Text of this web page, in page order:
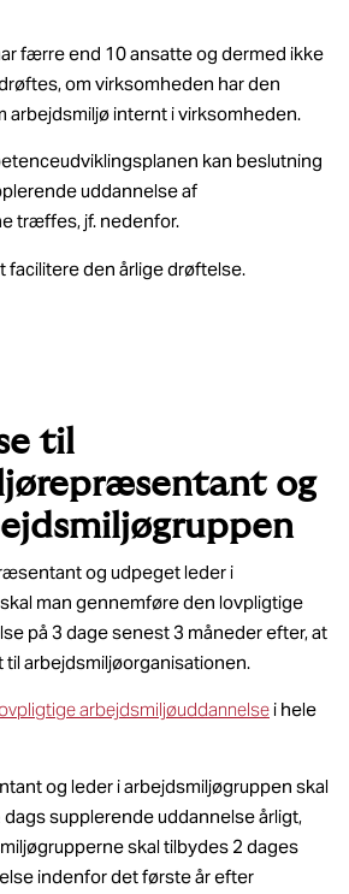
færre end 10 ansatte og dermed ikke
om virksomheden har den
arbejdsmiljø internt i virksomheden.
kan beslutning
uddannelse af
træffes, jf. nedenfor.
facilitere den årlige drøftelse.
til
og
og udpeget leder i
man gennemføre den lovpligtige
på 3 dage senest 3 måneder efter, at
arbejdsmiljøorganisationen.
arbejdsmiljøuddannelse i hele
og leder i arbejdsmiljøgruppen skal
supplerende uddannelse årligt,
skal tilbydes 2 dages
indenfor det første år efter